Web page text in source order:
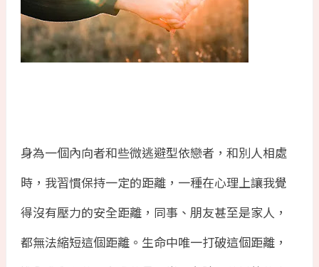
身為一個內向者和些微逃避型依戀者，和別人相處
時，我習慣保持一定的距離，一種在心理上讓我覺
得沒有壓力的安全距離，同事、朋友甚至是家人，
都無法縮短這個距離。生命中唯一打破這個距離，